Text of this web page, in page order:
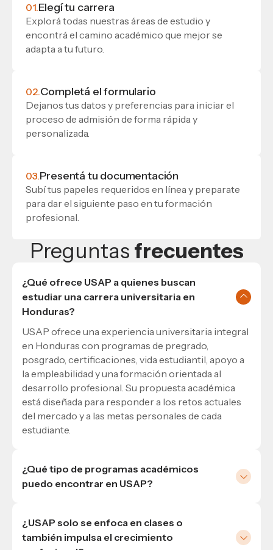
01.Elegí tu carrera
Explorá todas nuestras áreas de estudio y
encontrá el camino académico que mejor se
adapta a tu futuro.
02.Completá el formulario
Dejanos tus datos y preferencias para iniciar el
proceso de admisión de forma rápida y
personalizada.
03.Presentá tu documentación
Subí tus papeles requeridos en línea y preparate
para dar el siguiente paso en tu formación
profesional.
Preguntas frecuentes
¿Qué ofrece USAP a quienes buscan
estudiar una carrera universitaria en
Honduras?
USAP ofrece una experiencia universitaria integral
en Honduras con programas de pregrado,
posgrado, certificaciones, vida estudiantil, apoyo a
la empleabilidad y una formación orientada al
desarrollo profesional. Su propuesta académica
está diseñada para responder a los retos actuales
del mercado y a las metas personales de cada
estudiante.
¿Qué tipo de programas académicos
puedo encontrar en USAP?
programas de posgrado, certificaciones, cursos y
opciones de formación complementaria. Esto
permite que cada estudiante construya una ruta
¿USAP solo se enfoca en clases o
también impulsa el crecimiento